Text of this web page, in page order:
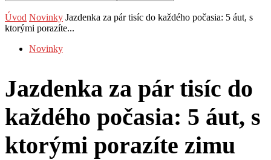
Úvod Novinky Jazdenka za pár tisíc do každého počasia: 5 áut, s
ktorými porazíte...
Novinky
Jazdenka za pár tisíc do
každého počasia: 5 áut, s
ktorými porazíte zimu